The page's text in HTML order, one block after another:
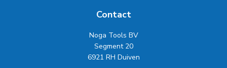
Contact
Noga Tools BV
Segment 20
6921 RH Duiven